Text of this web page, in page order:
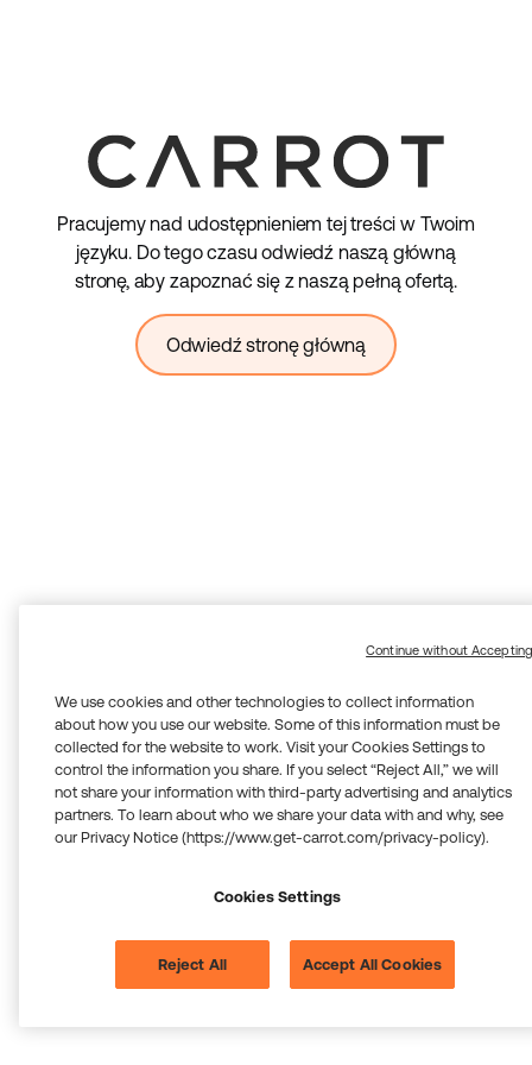
Pracujemy nad udostępnieniem tej treści w Twoim
języku. Do tego czasu odwiedź naszą główną
stronę, aby zapoznać się z naszą pełną ofertą.
Odwiedź stronę główną
We use cookies and other technologies to collect information
about how you use our website. Some of this information must be
collected for the website to work. Visit your Cookies Settings to
control the information you share. If you select “Reject All,” we will
not share your information with third-party advertising and analytics
partners. To learn about who we share your data with and why, see
our Privacy Notice (https://www.get-carrot.com/privacy-policy).
Cookies Settings
Reject All Accept All Cookies
Continue without Accepting